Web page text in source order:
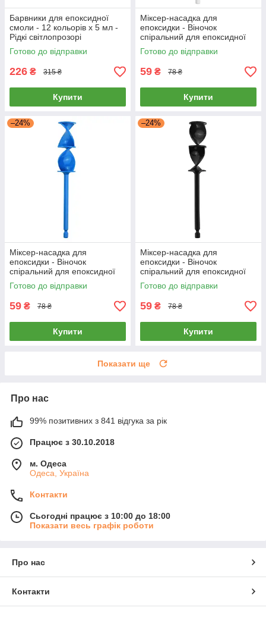
Барвники для епоксидної
смоли - 12 кольорів х 5 мл -
Рідкі світлопрозорі
фарбувальні пігменти
Готово до відправки
226 ₴ 315 ₴
Купити
Міксер-насадка для
епоксидки - Віночок
спіральний для епоксидної
смоли, фарб, лаків - white
Готово до відправки
59 ₴ 78 ₴
Купити
–24%
Міксер-насадка для
епоксидки - Віночок
спіральний для епоксидної
смоли, фарб, лаків - blue
Готово до відправки
59 ₴ 78 ₴
Купити
–24%
Міксер-насадка для
епоксидки - Віночок
спіральний для епоксидної
смоли, фарб, лаків - black
Готово до відправки
59 ₴ 78 ₴
Купити
Показати ще
Про нас
99% позитивних з 841 відгука за рік
Працює з 30.10.2018
м. Одеса
Одеса, Україна
Контакти
Сьогодні працює з 10:00 до 18:00
Показати весь графік роботи
Про нас
Контакти